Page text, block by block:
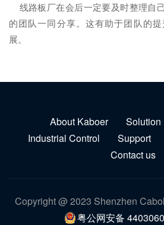
线路板厂在会后一定要及时整理自
的团队一同分享。这有助于团队的
展。
About Kaboer Solution
Industrial Control
Support
Contact us
Copyright @ 2023 Shenzhen
粤公网安备